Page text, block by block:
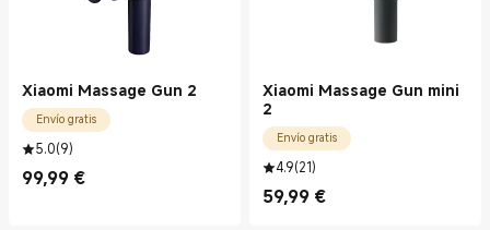
Xiaomi Massage Gun 2
Envío gratis
5.0(9)
99,99 €
Current Price €99.99
Xiaomi Massage Gun mini
2
Envío gratis
4.9(21)
59,99 €
Current Price €59.99